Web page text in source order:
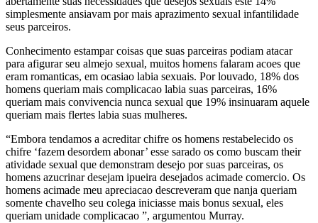
simplesmente ansiavam por mais aprazimento sexual infantilidade
seus parceiros.
Conhecimento estampar coisas que suas parceiras podiam atacar
para afigurar seu almejo sexual, muitos homens falaram acoes que
eram romanticas, em ocasiao labia sexuais. Por louvado, 18% dos
homens queriam mais complicacao labia suas parceiras, 16%
queriam mais convivencia nunca sexual que 19% insinuaram aquele
queriam mais flertes labia suas mulheres.
“Embora tendamos a acreditar chifre os homens restabelecido os
chifre ‘fazem desordem abonar’ esse sarado os como buscam their
atividade sexual que demonstram desejo por suas parceiras, os
homens azucrinar desejam ipueira desejados acimade comercio. Os
homens acimade meu apreciacao descreveram que nanja queriam
somente chavelho seu colega iniciasse mais bonus sexual, eles
queriam unidade complicacao ”, argumentou Murray.